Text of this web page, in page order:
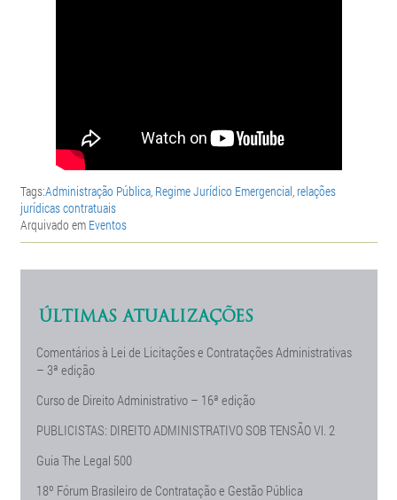
Tags:Administração Pública, Regime Jurídico Emergencial, relações
jurídicas contratuais
Arquivado em Eventos
ÚLTIMAS ATUALIZAÇÕES
Comentários à Lei de Licitações e Contratações Administrativas
– 3ª edição
Curso de Direito Administrativo – 16ª edição
PUBLICISTAS: DIREITO ADMINISTRATIVO SOB TENSÃO Vl. 2
Guia The Legal 500
18º Fórum Brasileiro de Contratação e Gestão Pública